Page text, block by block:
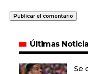
Últimas
Se